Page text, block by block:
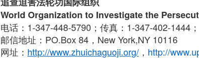
World Organization to Investigate the
电话：1-347-448-5790；传真：1-347-402-1444；
邮信地址：PO.Box 84，New York,NY 10116
网址： http://www.zhuichaguoji.org/ ， http://